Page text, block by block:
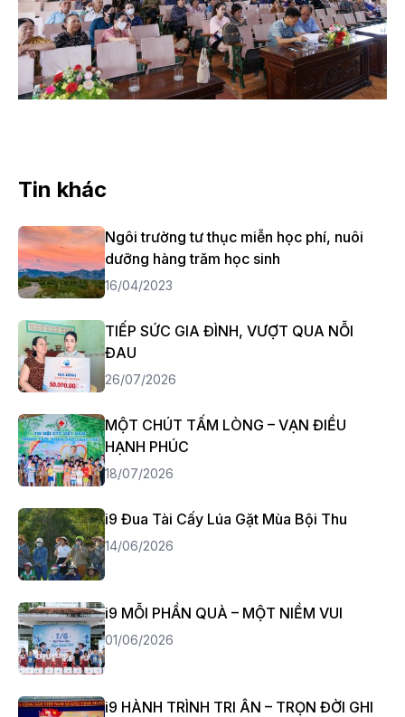
Tin khác
Ngôi trường tư thục miễn học phí, nuôi
dưỡng hàng trăm học sinh
16/04/2023
TIẾP SỨC GIA ĐÌNH, VƯỢT QUA NỖI
ĐAU
26/07/2026
MỘT CHÚT TẤM LÒNG – VẠN ĐIỀU
HẠNH PHÚC
18/07/2026
i9 Đua Tài Cấy Lúa Gặt Mùa Bội Thu
14/06/2026
i9 MỖI PHẦN QUÀ – MỘT NIỀM VUI
01/06/2026
i9 HÀNH TRÌNH TRI ÂN – TRỌN ĐỜI GHI